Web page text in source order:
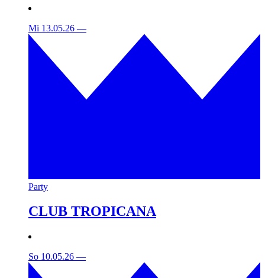
Mi 13.05.26 —
Party
CLUB TROPICANA
So 10.05.26 —